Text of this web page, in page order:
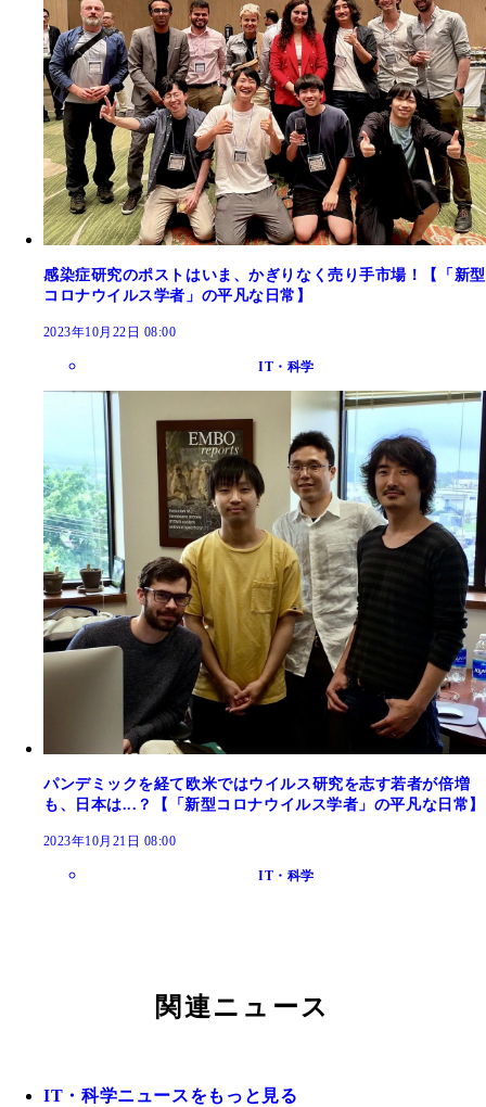
感染症研究のポストはいま、かぎりなく売り手市場！【「新型
コロナウイルス学者」の平凡な日常】
2023年10月22日 08:00
IT・科学
パンデミックを経て欧米ではウイルス研究を志す若者が倍増
も、日本は...？【「新型コロナウイルス学者」の平凡な日常】
2023年10月21日 08:00
IT・科学
関連ニュース
IT・科学ニュースをもっと見る